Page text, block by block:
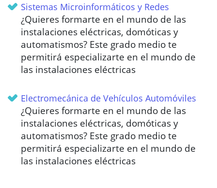
Sistemas Microinformáticos y Redes
¿Quieres formarte en el mundo de las
instalaciones eléctricas, domóticas y
automatismos? Este grado medio te
permitirá especializarte en el mundo de
las instalaciones eléctricas
Electromecánica de Vehículos Automóviles
¿Quieres formarte en el mundo de las
instalaciones eléctricas, domóticas y
automatismos? Este grado medio te
permitirá especializarte en el mundo de
las instalaciones eléctricas